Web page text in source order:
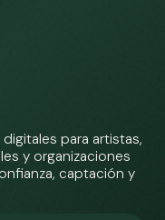
para artistas,
y organizaciones
captación y